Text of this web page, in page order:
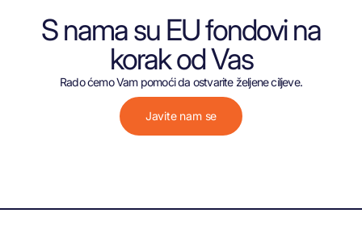
S nama su EU fondovi na
korak od Vas
Rado ćemo Vam pomoći da ostvarite željene ciljeve.
Javite nam se